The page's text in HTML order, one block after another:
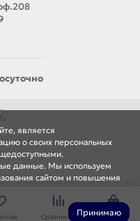
является
о своих персональных
данные. Мы используем
сайтом и повышения
Принимаю
Сравнение Корзина